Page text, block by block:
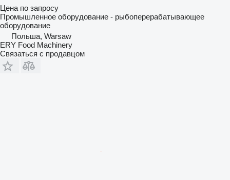
Цена по запросу
Промышленное оборудование - рыбоперерабатывающее
оборудование
Польша, Warsaw
ERY Food Machinery
Связаться с продавцом